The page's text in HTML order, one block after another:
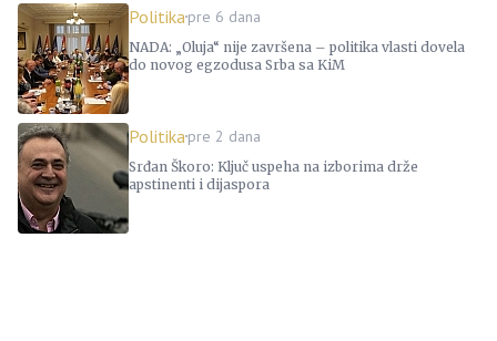
Politikapre 6 dana
NADA: „Oluja“ nije završena – politika vlasti dovela
do novog egzodusa Srba sa KiM
Politikapre 2 dana
Srđan Škoro: Ključ uspeha na izborima drže
apstinenti i dijaspora